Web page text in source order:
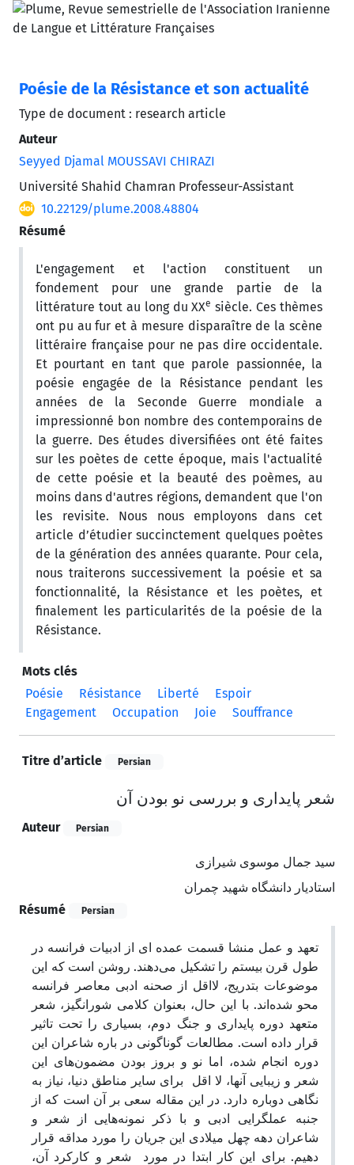
Poésie de la Résistance et son actualité
Type de document : research article
Auteur
Seyyed Djamal MOUSSAVI CHIRAZI
Université Shahid Chamran Professeur-Assistant
10.22129/plume.2008.48804
Résumé
L'engagement et l'action constituent un
fondement pour une grande partie de la
littérature tout au long du XXe siècle. Ces thèmes
ont pu au fur et à mesure disparaître de la scène
littéraire française pour ne pas dire occidentale.
Et pourtant en tant que parole passionnée, la
poésie engagée de la Résistance pendant les
années de la Seconde Guerre mondiale a
impressionné bon nombre des contemporains de
la guerre. Des études diversifiées ont été faites
sur les poètes de cette époque, mais l'actualité
de cette poésie et la beauté des poèmes, au
moins dans d'autres régions, demandent que l'on
les revisite. Nous nous employons dans cet
article d’étudier succinctement quelques poètes
de la génération des années quarante. Pour cela,
nous traiterons successivement la poésie et sa
fonctionnalité, la Résistance et les poètes, et
finalement les particularités de la poésie de la
Résistance.
Mots clés
Poésie
Résistance Liberté
Espoir
Engagement
Occupation Joie Souffrance
Titre d’article Persian
شعر پایداری و بررسی نو بودن آن
Auteur Persian
سید جمال موسوی شیرازی
استادیار دانشگاه شهید چمران
Résumé
Persian
تعهد و عمل منشا قسمت عمده ای از ادبیات فرانسه در
طول قرن بیستم را تشکیل می‌دهند. روشن است که این
موضوعات بتدریج، لااقل از صحنه ادبی معاصر فرانسه
محو شده‌اند. با این حال، بعنوان کلامی شورانگیز، شعر
متعهد دوره پایداری و جنگ دوم، بسیاری را تحت تاثیر
قرار داده است. مطالعات گوناگونی در باره شاعران این
دوره انجام شده، اما نو و بروز بودن مضمون‌های این
شعر و زیبایی آنها، لا اقل برای سایر مناطق دنیا، نیاز به
نگاهی دوباره دارد. در این مقاله سعی بر آن است که از
جنبه عملگرایی ادبی و با ذکر نمونه‌هایی از شعر و
شاعران دهه چهل میلادی این جریان را مورد مداقه قرار
دهیم. برای این کار ابتدا در مورد شعر و کارکرد آن،